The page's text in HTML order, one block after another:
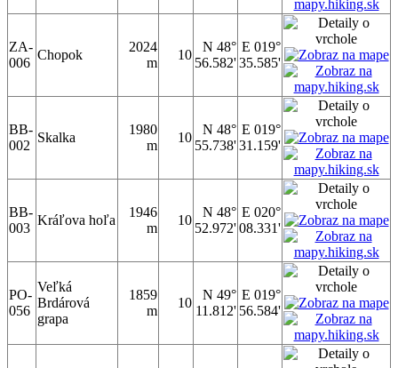
ZA-
006
Chopok
2024
m
10
N 48°
56.582'
E 019°
35.585'
BB-
002
Skalka
1980
m
10
N 48°
55.738'
E 019°
31.159'
BB-
003
Kráľova hoľa
1946
m
10
N 48°
52.972'
E 020°
08.331'
PO-
056
Veľká
Brdárová
grapa
1859
m
10
N 49°
11.812'
E 019°
56.584'